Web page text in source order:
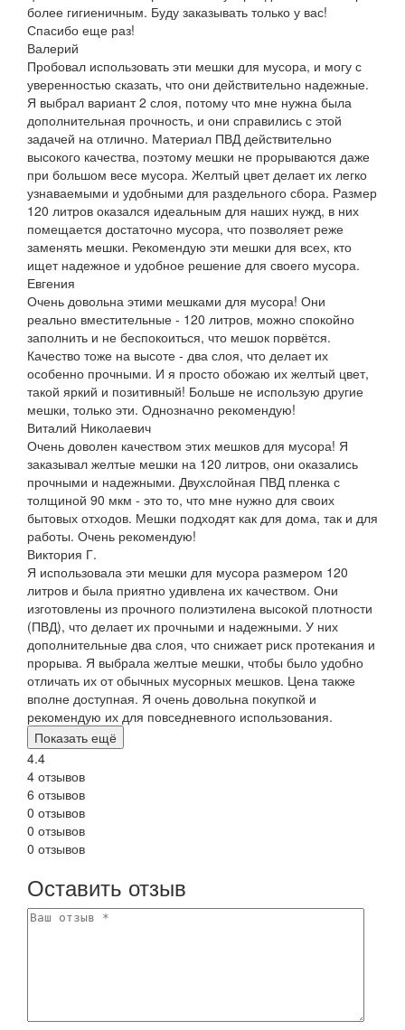
более гигиеничным. Буду заказывать только у вас!
Спасибо еще раз!
Валерий
Пробовал использовать эти мешки для мусора, и могу с
уверенностью сказать, что они действительно надежные.
Я выбрал вариант 2 слоя, потому что мне нужна была
дополнительная прочность, и они справились с этой
задачей на отлично. Материал ПВД действительно
высокого качества, поэтому мешки не прорываются даже
при большом весе мусора. Желтый цвет делает их легко
узнаваемыми и удобными для раздельного сбора. Размер
120 литров оказался идеальным для наших нужд, в них
помещается достаточно мусора, что позволяет реже
заменять мешки. Рекомендую эти мешки для всех, кто
ищет надежное и удобное решение для своего мусора.
Евгения
Очень довольна этими мешками для мусора! Они
реально вместительные - 120 литров, можно спокойно
заполнить и не беспокоиться, что мешок порвётся.
Качество тоже на высоте - два слоя, что делает их
особенно прочными. И я просто обожаю их желтый цвет,
такой яркий и позитивный! Больше не использую другие
мешки, только эти. Однозначно рекомендую!
Виталий Николаевич
Очень доволен качеством этих мешков для мусора! Я
заказывал желтые мешки на 120 литров, они оказались
прочными и надежными. Двухслойная ПВД пленка с
толщиной 90 мкм - это то, что мне нужно для своих
бытовых отходов. Мешки подходят как для дома, так и для
работы. Очень рекомендую!
Виктория Г.
Я использовала эти мешки для мусора размером 120
литров и была приятно удивлена их качеством. Они
изготовлены из прочного полиэтилена высокой плотности
(ПВД), что делает их прочными и надежными. У них
дополнительные два слоя, что снижает риск протекания и
прорыва. Я выбрала желтые мешки, чтобы было удобно
отличать их от обычных мусорных мешков. Цена также
вполне доступная. Я очень довольна покупкой и
рекомендую их для повседневного использования.
Показать ещё
4.4
4 отзывов
6 отзывов
0 отзывов
0 отзывов
0 отзывов
Оставить отзыв